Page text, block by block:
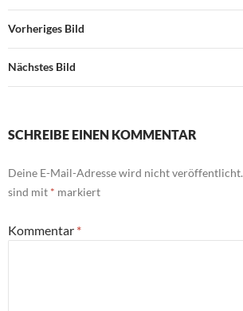
Vorheriges Bild
Nächstes Bild
SCHREIBE EINEN KOMMENTAR
Deine E-Mail-Adresse wird nicht veröffentlicht.
sind mit * markiert
Kommentar *